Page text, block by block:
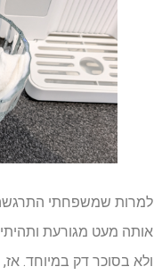
למרות שמשפחתי
אותה מעט מגורעת
ולא בסוכר דק במיוחד.